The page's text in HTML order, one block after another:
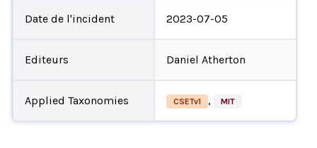
Date de l'incident 2023-07-05
Editeurs Daniel Atherton
Applied Taxonomies CSETv1 , MIT